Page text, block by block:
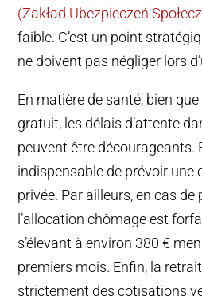
(Zakład Ubezpieczeń
faible. C’est un point
ne doivent pas négliger lors
En matière de santé, bien
gratuit, les délais d’attente
peuvent être décourageants.
indispensable de prévoir une
privée. Par ailleurs, en cas de
l’allocation chômage est
s’élevant à environ 380 €
premiers mois. Enfin, la
strictement des cotisations